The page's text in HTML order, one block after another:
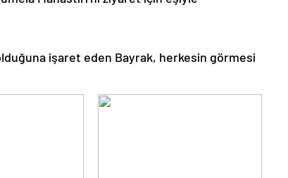
işaret eden Bayrak, herkesin görmesi